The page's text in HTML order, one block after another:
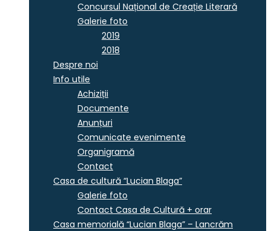
Concursul Național de Creație Literară
Galerie foto
2019
2018
Despre noi
Info utile
Achiziții
Documente
Anunțuri
Comunicate evenimente
Organigramă
Contact
Casa de cultură “Lucian Blaga”
Galerie foto
Contact Casa de Cultură + orar
Casa memorială “Lucian Blaga” – Lancrăm